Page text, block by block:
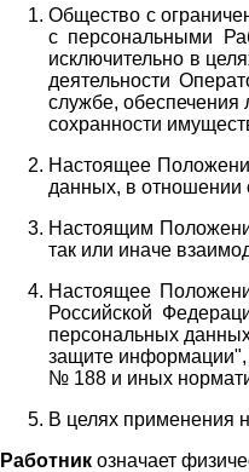
Общество с
с персональными
исключительно в
деятельности
службе, обеспечения
сохранности
Настоящее
данных, в отношении
Настоящим
так или иначе
Настоящее
Российской
персональных
защите информации",
№ 188 и иных
В целях применения
Работник означает